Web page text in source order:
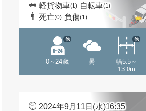
軽貨物車(1) 自転車(1)
死亡(0) 負傷(1)
0～24歳
他
曇
幅5.5～
13.0m
他
2024年9月11日(水)16:35